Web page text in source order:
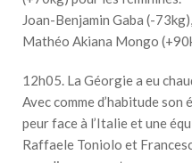
Joan-Benjamin Gaba (-
Mathéo Akiana Mongo
12h05. La Géorgie a eu
Avec comme d’habitude
peur face à l’Italie et une
Raffaele Toniolo et